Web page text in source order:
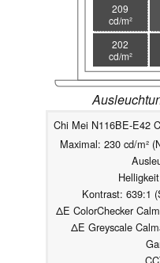
209
cd/m²
202
cd/m²
Chi Mei N116BE-E42
Maximal: 230 cd/m²
Kontrast: 639:1
ΔE ColorChecker
ΔE Greyscale